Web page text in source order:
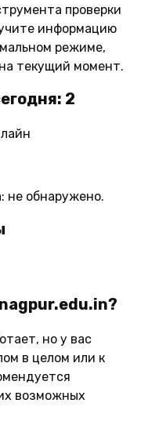
проверки
информацию
режиме,
текущий момент.
2
не обнаружено.
но у вас
в целом или к
возможных